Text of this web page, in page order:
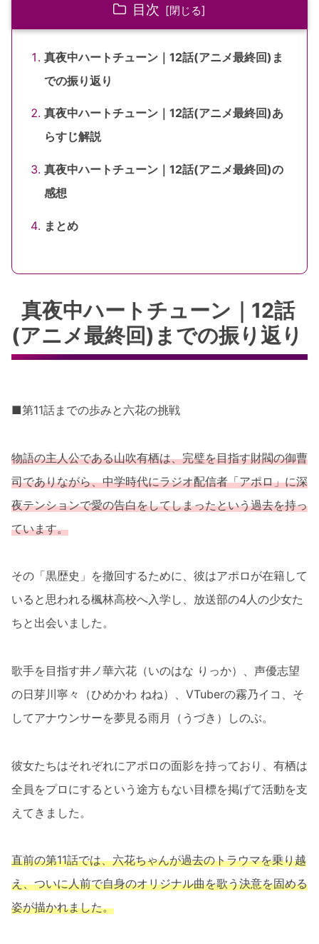
目次
真夜中ハートチューン｜12話(アニメ最終回)ま
での振り返り
真夜中ハートチューン｜12話(アニメ最終回)あ
らすじ解説
真夜中ハートチューン｜12話(アニメ最終回)の
感想
まとめ
真夜中ハートチューン｜12話
(アニメ最終回)までの振り返り
■第11話までの歩みと六花の挑戦
物語の主人公である山吹有栖は、完璧を目指す財閥の御曹
司でありながら、中学時代にラジオ配信者「アポロ」に深
夜テンションで愛の告白をしてしまったという過去を持っ
ています。
その「黒歴史」を撤回するために、彼はアポロが在籍して
いると思われる楓林高校へ入学し、放送部の4人の少女た
ちと出会いました。
歌手を目指す井ノ華六花（いのはな りっか）、声優志望
の日芽川寧々（ひめかわ ねね）、VTuberの霧乃イコ、そ
してアナウンサーを夢見る雨月（うづき）しのぶ。
彼女たちはそれぞれにアポロの面影を持っており、有栖は
全員をプロにするという途方もない目標を掲げて活動を支
えてきました。
直前の第11話では、六花ちゃんが過去のトラウマを乗り越
え、ついに人前で自身のオリジナル曲を歌う決意を固める
姿が描かれました。